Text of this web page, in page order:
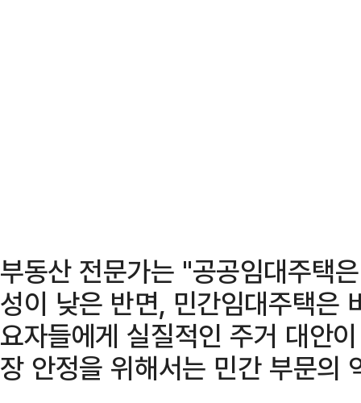
부동산 전문가는 "공공임대주택
성이 낮은 반면, 민간임대주택은
요자들에게 실질적인 주거 대안
장 안정을 위해서는 민간 부문의